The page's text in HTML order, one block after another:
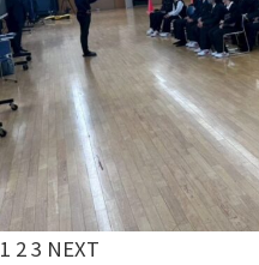
投
1 23 NEXT